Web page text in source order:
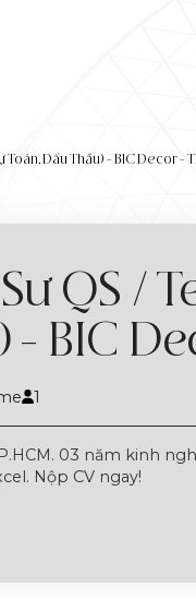
Toán, Đấu Thầu) – BIC Decor –
QS /
- BIC
1
03 năm kinh
Nộp CV ngay!